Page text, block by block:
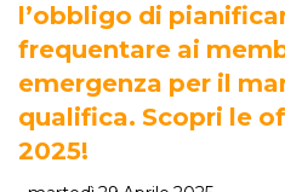
l’obbligo di
frequentare ai
emergenza per il
qualifica. Scopri le
2025!